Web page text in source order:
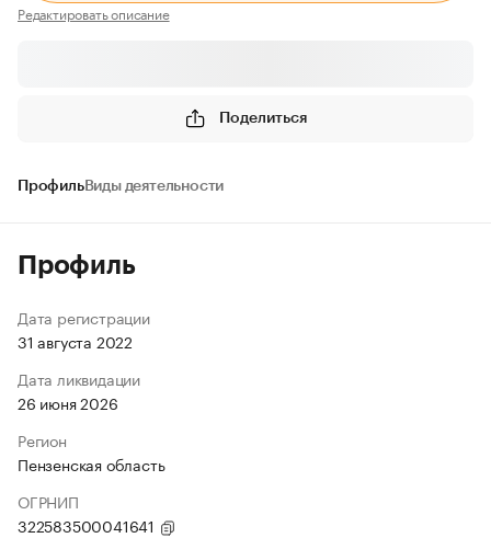
Редактировать описание
Поделиться
ПрофильВиды деятельности
Профиль
Дата регистрации
31 августа 2022
Дата ликвидации
26 июня 2026
Регион
Пензенская область
ОГРНИП
322583500041641